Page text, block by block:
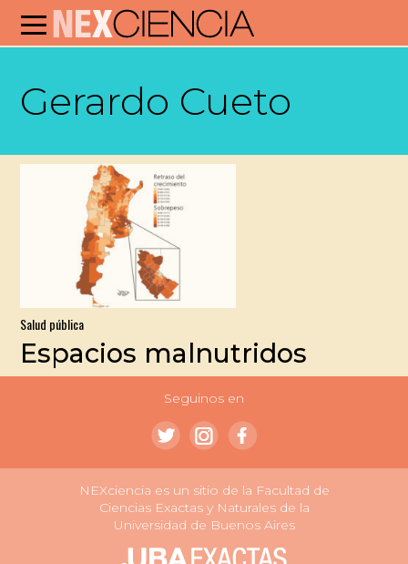
Gerardo Cueto
Salud pública
Espacios malnutridos
Seguinos en
NEXciencia es un sitio de la Facultad de
Ciencias Exactas y Naturales de la
Universidad de Buenos Aires